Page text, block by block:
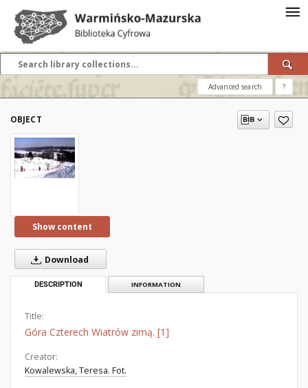
Advanced search ?
OBJECT
Show content
Download
DESCRIPTION INFORMATION
Title:
Góra Czterech Wiatrów zimą. [1]
Creator:
Kowalewska, Teresa. Fot.